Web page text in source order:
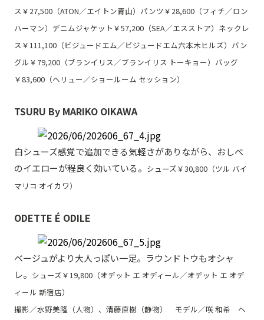
ス￥27,500（ATON／エイトン青山）パンツ￥28,600（フィチ／ロン
ハーマン）デニムジャケット￥57,200（SEA／エスストア）ネックレ
ス￥111,100（ビジュードエム／ビジュードエム六本木ヒルズ）バン
グル￥79,200（ブランイリス／ブランイリス トーキョー）バッグ
￥83,600（ヘリュー／ショールーム セッション）
TSURU By MARIKO OIKAWA
白シューズ感覚で追加できる気軽さがありながら、おしべ
のイエローが程良く効いている。 シューズ￥30,800（ツル バイ
マリコ オイカワ）
ODETTE É ODILE
ベージュがより大人っぽい一足。ラウンドトウもオシャ
レ。 シューズ￥19,800（オデット エ オディール／オデット エ オデ
ィール 新宿店）
撮影／水野美隆（人物）、清藤直樹（静物） モデル／咲 和希 ヘ